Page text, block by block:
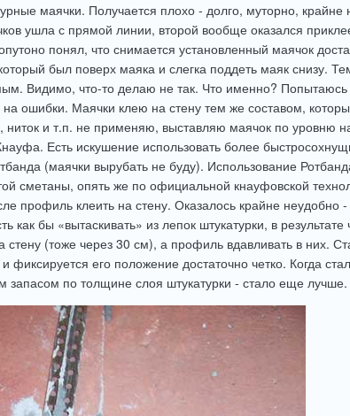
маячки. Получается плохо - долго, муторно,
ушла с прямой линии, второй вообще оказался
понял, что снимается установленный маячок
был поверх маяка и слегка поддеть маяк снизу.
Видимо, что-то делаю не так. Что именно?
ошибки. Маячки клею на стену тем же составом,
и т.п. не применяю, выставляю маячок по уровню
Есть искушение использовать более
(маячки вырубать не буду). Использование
сметаны, опять же по официальной кнауфовской
профиль клеить на стену. Оказалось крайне неудобно
как бы «вытаскивать» из лепок штукатурки, в
стену (тоже через 30 см), а профиль вдавливать в них.
фиксируется его положение достаточно четко. Когда
по толщине слоя штукатурки - стало еще